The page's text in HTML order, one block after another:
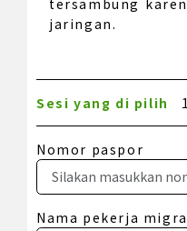
tersambung
jaringan.
Sesi yang di pilih
Nomor paspor
Nama pekerja